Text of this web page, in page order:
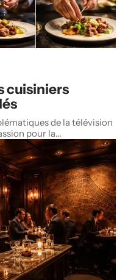
cuisiniers
de la télévision
pour la…